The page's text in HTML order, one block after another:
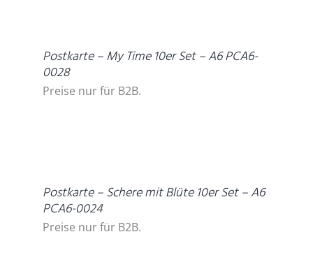
Postkarte – My Time 10er Set – A6 PCA6-
0028
Preise nur für B2B.
Postkarte – Schere mit Blüte 10er Set – A6
PCA6-0024
Preise nur für B2B.